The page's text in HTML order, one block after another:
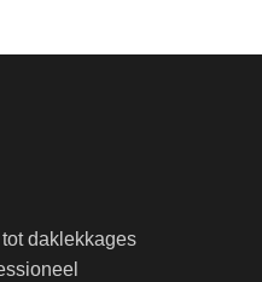
daklekkages